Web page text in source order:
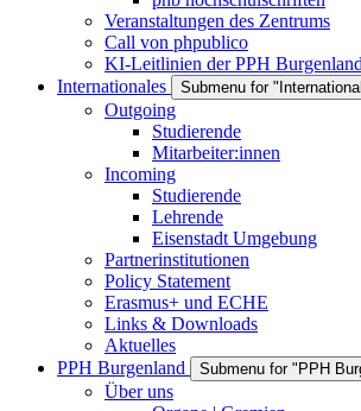
Veranstaltungen des Zentrums
Call von phpublico
KI-Leitlinien der PPH Burgenland
Internationales
Submenu for
Outgoing
Studierende
Mitarbeiter:innen
Incoming
Studierende
Lehrende
Eisenstadt Umgebung
Partnerinstitutionen
Policy Statement
Erasmus+ und ECHE
Links & Downloads
Aktuelles
PPH Burgenland
Submenu for "PPH
Über uns